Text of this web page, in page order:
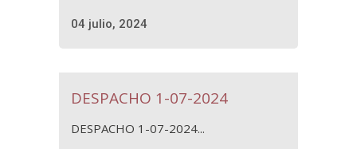
04 julio, 2024
DESPACHO 1-07-2024
DESPACHO 1-07-2024...